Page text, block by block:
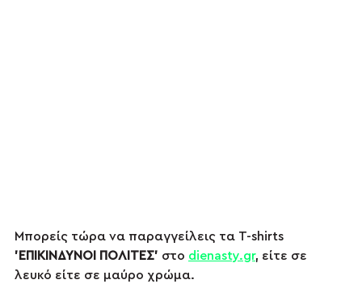
Μπορείς τώρα να παραγγείλεις τα T-shirts
'ΕΠΙΚΙΝΔΥΝΟΙ ΠΟΛΙΤΕΣ' στο dienasty.gr, είτε σε
λευκό είτε σε μαύρο χρώμα.